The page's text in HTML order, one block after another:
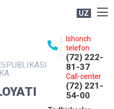
UZ
Ishonch
telefon
(72) 222-
81-37
Call-center
(72) 221-
54-00